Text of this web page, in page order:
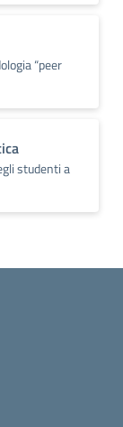
“peer
studenti a